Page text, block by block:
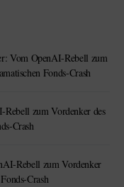
Vom OpenAI-Rebell zum
Fonds-Crash
zum Vordenker des
Crash
Rebell zum Vordenker
Crash